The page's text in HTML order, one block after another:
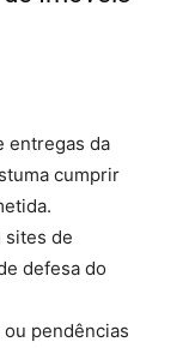
entregas da
cumprir
sites de
defesa do
pendências